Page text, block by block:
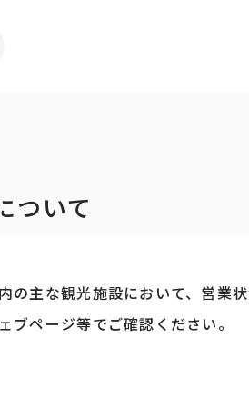
ついて
の主な観光施設において、営業
ページ等でご確認ください。